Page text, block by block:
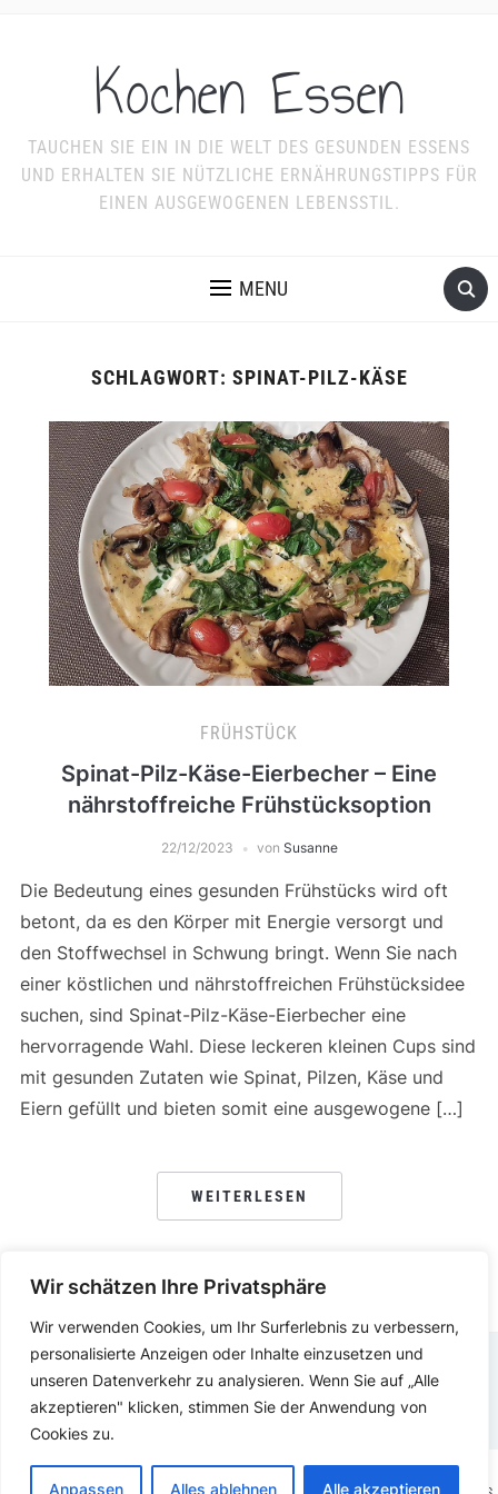
Wir schätzen Ihre Privatsphäre
Wir verwenden Cookies, um Ihr Surferlebnis zu verbessern,
personalisierte Anzeigen oder Inhalte einzusetzen und
unseren Datenverkehr zu analysieren. Wenn Sie auf „Alle
akzeptieren" klicken, stimmen Sie der Anwendung von
Cookies zu.
Anpassen Alles ablehnen Alle akzeptieren
Kochen Essen
TAUCHEN SIE EIN IN DIE WELT DES GESUNDEN ESSENS
UND ERHALTEN SIE NÜTZLICHE ERNÄHRUNGSTIPPS FÜR
EINEN AUSGEWOGENEN LEBENSSTIL.
MENU
SCHLAGWORT: SPINAT-PILZ-KÄSE
FRÜHSTÜCK
Spinat-Pilz-Käse-Eierbecher – Eine
nährstoffreiche Frühstücksoption
22/12/2023 von Susanne
Die Bedeutung eines gesunden Frühstücks wird oft
betont, da es den Körper mit Energie versorgt und
den Stoffwechsel in Schwung bringt. Wenn Sie nach
einer köstlichen und nährstoffreichen Frühstücksidee
suchen, sind Spinat-Pilz-Käse-Eierbecher eine
hervorragende Wahl. Diese leckeren kleinen Cups sind
mit gesunden Zutaten wie Spinat, Pilzen, Käse und
Eiern gefüllt und bieten somit eine ausgewogene […]
WEITERLESEN
DATENSCHUTZERKLÄRUNG IMPRESSUM